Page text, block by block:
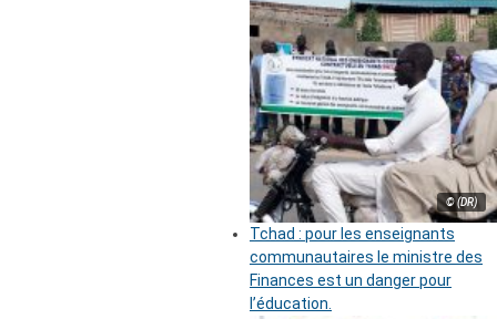
© (DR)
Tchad : pour les enseignants
communautaires le ministre des
Finances est un danger pour
l’éducation.